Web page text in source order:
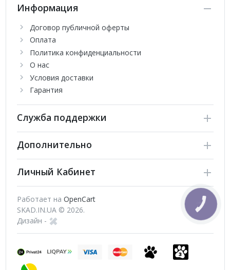
Информация
Договор публичной оферты
Оплата
Политика конфиденциальности
О нас
Условия доставки
Гарантия
Служба поддержки
Дополнительно
Личный Кабинет
Работает на OpenCart
SKAD.IN.UA © 2026.
Дизайн -